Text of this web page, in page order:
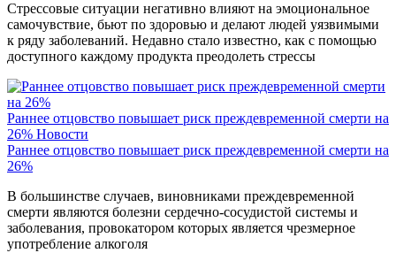
Стрессовые ситуации негативно влияют на эмоциональное
самочувствие, бьют по здоровью и делают людей уязвимыми
к ряду заболеваний. Недавно стало известно, как с помощью
доступного каждому продукта преодолеть стрессы
Раннее отцовство повышает риск преждевременной смерти на
26% Новости
Раннее отцовство повышает риск преждевременной смерти на
26%
В большинстве случаев, виновниками преждевременной
смерти являются болезни сердечно-сосудистой системы и
заболевания, провокатором которых является чрезмерное
употребление алкоголя